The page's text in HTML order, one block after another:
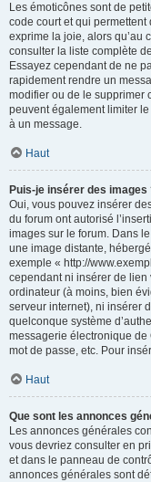
Les émoticônes sont de
code court et qui permettent
exprime la joie, alors qu’au
consulter la liste complète
Essayez cependant de ne
rapidement rendre un
modifier ou de le supprimer
peuvent également limiter le
à un message.
Haut
Puis-je insérer des images
Oui, vous pouvez insérer
du forum ont autorisé
images sur le forum. Dans
une image distante,
exemple « http://
cependant ni insérer de lien
ordinateur (à moins, bien
serveur internet), ni insérer
quelconque système
messagerie électronique de
mot de passe, etc. Pour
Haut
Que sont les annonces
Les annonces générales
vous devriez consulter en
et dans le panneau de
annonces générales sont